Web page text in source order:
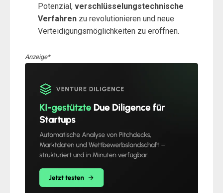
Potenzial, verschlüsselungstechnische
Verfahrenzu revolutionieren und neue
Verteidigungsmöglichkeiten zu eröffnen.
Anzeige*